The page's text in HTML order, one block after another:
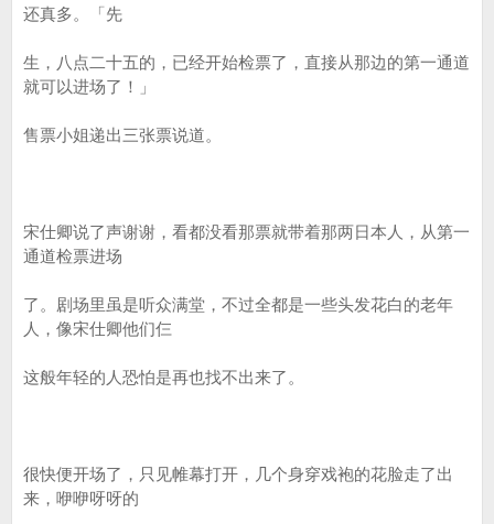
还真多。「先
生，八点二十五的，已经开始检票了，直接从那边的第一通道
就可以进场了！」
售票小姐递出三张票说道。
宋仕卿说了声谢谢，看都没看那票就带着那两日本人，从第一
通道检票进场
了。剧场里虽是听众满堂，不过全都是一些头发花白的老年
人，像宋仕卿他们仨
这般年轻的人恐怕是再也找不出来了。
很快便开场了，只见帷幕打开，几个身穿戏袍的花脸走了出
来，咿咿呀呀的